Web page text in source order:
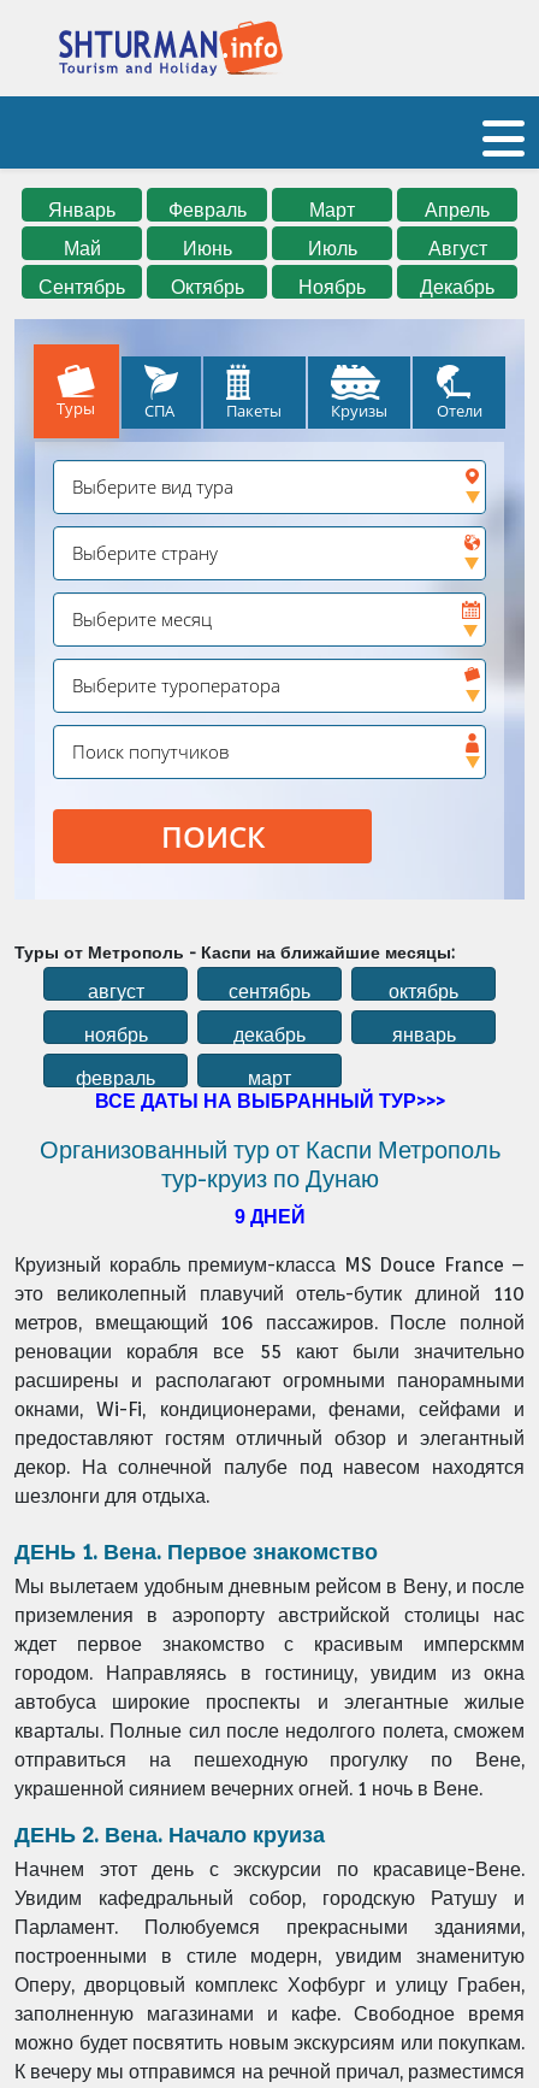
Январь Февраль Март
Апрель
Май
Июнь Июль
Август
Сентябрь
Октябрь Ноябрь Декабрь
Туры СПА Пакеты Круизы Отели
ПОИСК
Туры от Метрополь - Каспи на ближайшие месяцы:
август сентябрь
октябрь
ноябрь
декабрь
январь
февраль
март
ВСЕ ДАТЫ НА ВЫБРАННЫЙ ТУР>>>
Организованный тур от Каспи Метрополь
тур-круиз по Дунаю
9 ДНЕЙ
Круизный корабль премиум-класса MS Douce France –
это великолепный плавучий отель-бутик длиной 110
метров, вмещающий 106 пассажиров. После полной
реновации корабля все 55 кают были значительно
расширены и располагают огромными панорамными
окнами, Wi-Fi, кондиционерами, фенами, сейфами и
предоставляют гостям отличный обзор и элегантный
декор. На солнечной палубе под навесом находятся
шезлонги для отдыха.
ДЕНЬ 1. Вена. Первое знакомство
Мы вылетаем удобным дневным рейсом в Вену, и после
приземления в аэропорту австрийской столицы нас
ждет первое знакомство с красивым имперскмм
городом. Направляясь в гостиницу, увидим из окна
автобуса широкие проспекты и элегантные жилые
кварталы. Полные сил после недолгого полета, сможем
отправиться на пешеходную прогулку по Вене,
украшенной сиянием вечерних огней. 1 ночь в Вене.
ДЕНЬ 2. Вена. Начало круиза
Начнем этот день с экскурсии по красавице-Вене.
Увидим кафедральный собор, городскую Ратушу и
Парламент. Полюбуемся прекрасными зданиями,
построенными в стиле модерн, увидим знаменитую
Оперу, дворцовый комплекс Хофбург и улицу Грабен,
заполненную магазинами и кафе. Свободное время
можно будет посвятить новым экскурсиям или покупкам.
К вечеру мы отправимся на речной причал, разместимся